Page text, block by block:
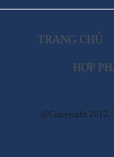
TRANG CHỦ
HỢP
@Copyright 2012.